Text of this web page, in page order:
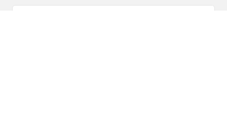
Ange din e-postadress